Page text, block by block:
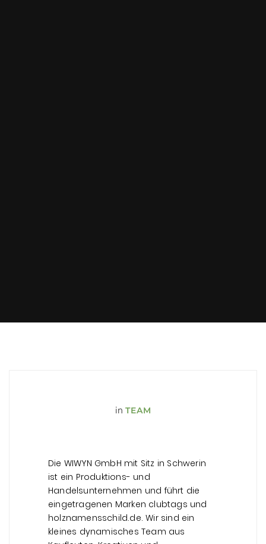
in TEAM
Die WIWYN GmbH mit Sitz in Schwerin
ist ein Produktions- und
Handelsunternehmen und führt die
eingetragenen Marken clubtags und
holznamensschild.de. Wir sind ein
kleines dynamisches Team aus